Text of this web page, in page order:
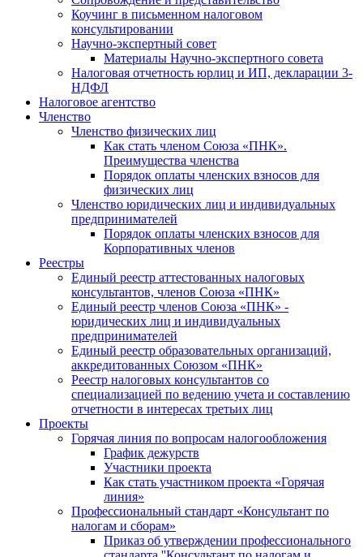
Коучинг в письменном налоговом
консультировании
Научно-экспертный совет
Материалы Научно-экспертного совета
Налоговая отчетность юрлиц и ИП, декларации 3-
НДФЛ
Налоговое агентство
Членство
Членство физических лиц
Как стать членом Союза «ПНК».
Преимущества членства
Порядок оплаты членских взносов для
физических лиц
Членство юридических лиц и индивидуальных
предпринимателей
Порядок оплаты членских взносов для
Корпоративных членов
Реестры
Единый реестр аттестованных налоговых
консультантов, членов Союза «ПНК»
Единый реестр членов Союза «ПНК» -
юридических лиц и индивидуальных
предпринимателей
Единый реестр образовательных организаций,
аккредитованных Союзом «ПНК»
Реестр налоговых консультантов со
специализацией по ведению учета и составлению
отчетности в интересах третьих лиц
Проекты
Горячая линия по вопросам налогообложения
График дежурств
Участники проекта
Как стать участником проекта «Горячая
линия»
Профессиональный стандарт «Консультант по
налогам и сборам»
Приказ об утверждении профессионального